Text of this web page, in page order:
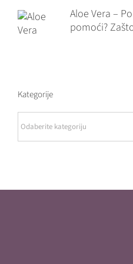
Aloe Vera –
pomoći?
Kategorije